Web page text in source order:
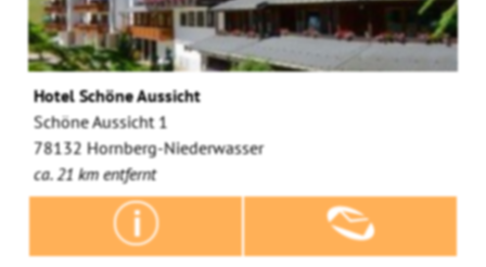
Hotel Schöne Aussicht
Schöne Aussicht 1
78132 Hornberg-Niederwasser
ca. 21 km entfernt